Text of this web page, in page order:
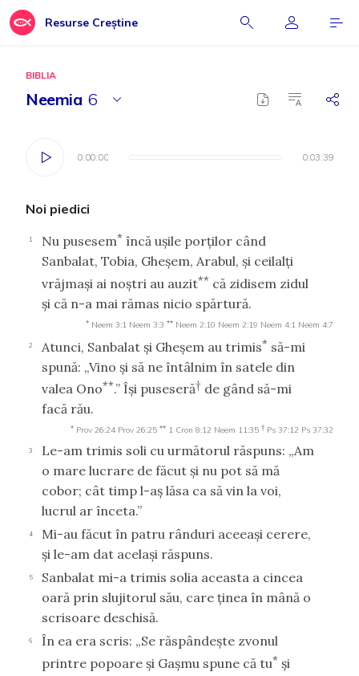
Resurse Creștine
BIBLIA
Neemia 6
0:00:00 0:03:39
0:00:00 0:03:39
Noi piedici
1 Nu pusesem* încă uşile porţilor când
Sanbalat, Tobia, Gheşem, Arabul, şi ceilalţi
vrăjmaşi ai noştri au auzit** că zidisem zidul
şi că n-a mai rămas nicio spărtură.
* Neem 3:1 Neem 3:3 ** Neem 2:10 Neem 2:19 Neem 4:1 Neem 4:7
2 Atunci, Sanbalat şi Gheşem au trimis* să-mi
spună: „Vino şi să ne întâlnim în satele din
valea Ono**.” Îşi puseseră† de gând să-mi
facă rău.
* Prov 26:24 Prov 26:25 ** 1 Cron 8:12 Neem 11:35 † Ps 37:12 Ps 37:32
3
Le-am trimis soli cu următorul răspuns: „Am
o mare lucrare de făcut şi nu pot să mă
cobor; cât timp l-aş lăsa ca să vin la voi,
lucrul ar înceta.”
4
Mi-au făcut în patru rânduri aceeaşi cerere,
şi le-am dat acelaşi răspuns.
5
Sanbalat mi-a trimis solia aceasta a cincea
oară prin slujitorul său, care ţinea în mână o
scrisoare deschisă.
6
În ea era scris: „Se răspândeşte zvonul
printre popoare şi Gaşmu spune că tu* şi